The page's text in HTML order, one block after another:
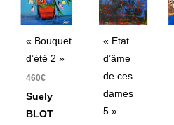
« Bouquet
d’été 2 »
460€
Suely
BLOT
« Etat
d’âme
de ces
dames
5 »